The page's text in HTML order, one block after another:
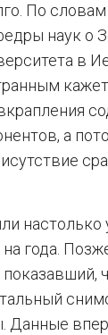
По
наук о
в
а
настолько
года.
Данные